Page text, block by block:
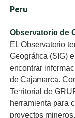
Peru
Observatorio de
EL Observatorio
Geográfica (SIG)
encontrar
de Cajamarca.
Territorial de
herramienta para
proyectos